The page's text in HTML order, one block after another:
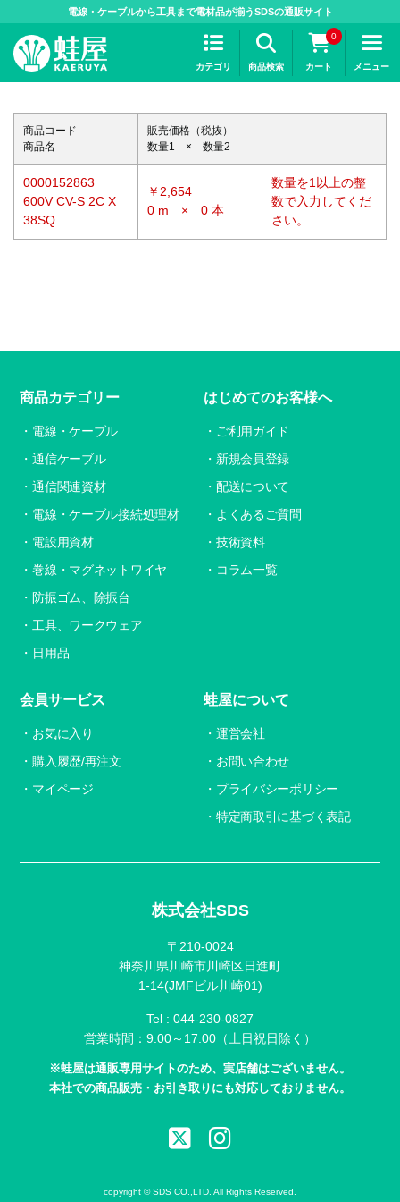
電線・ケーブルから工具まで電材品が揃うSDSの通販サイト
カテゴリ 商品検索
0
カート メニュー
商品コード
商品名
販売価格（税抜）
数量1 × 数量2
0000152863
600V CV-S 2C X
38SQ
￥2,654
0 m × 0 本
数量を1以上の整
数で入力してくだ
さい。
株式会社SDS
〒210-0024
神奈川県川崎市川崎区日進町
1-14(JMFビル川崎01)
Tel : 044-230-0827
営業時間：9:00～17:00（土日祝日除く）
※蛙屋は通販専用サイトのため、実店舗はございません。
本社での商品販売・お引き取りにも対応しておりません。
商品カテゴリー
電線・ケーブル
通信ケーブル
通信関連資材
電線・ケーブル接続処理材
電設用資材
巻線・マグネットワイヤ
防振ゴム、除振台
工具、ワークウェア
日用品
はじめてのお客様へ
ご利用ガイド
新規会員登録
配送について
よくあるご質問
技術資料
コラム一覧
会員サービス
お気に入り
購入履歴/再注文
マイページ
蛙屋について
運営会社
お問い合わせ
プライバシーポリシー
特定商取引に基づく表記
copyright © SDS CO.,LTD. All Rights Reserved.